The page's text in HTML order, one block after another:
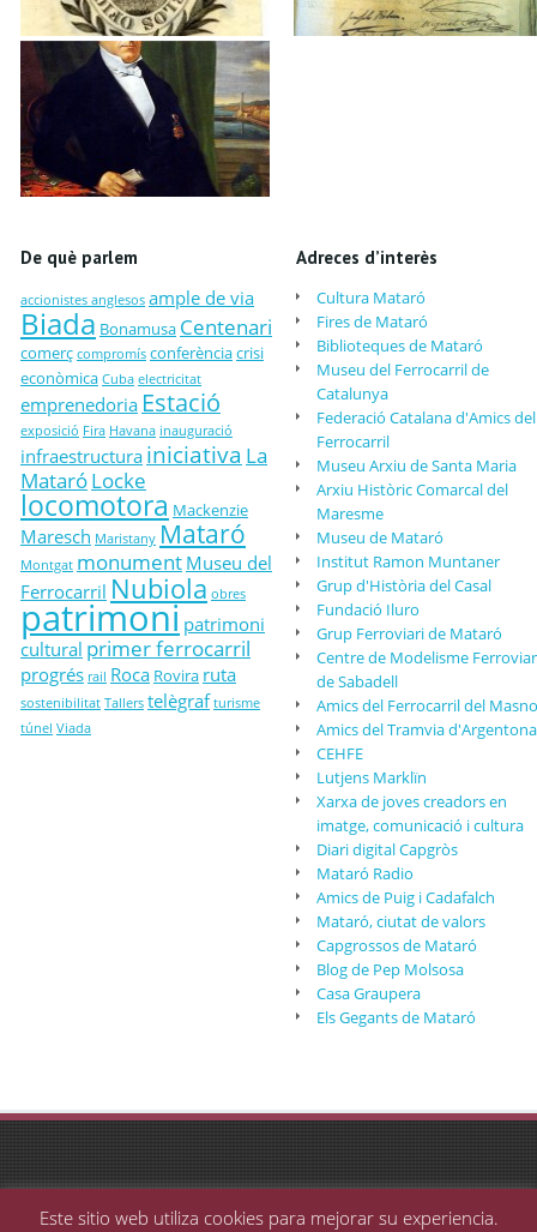
De què parlem
accionistes anglesos ample de via
Biada Bonamusa Centenari
comerç compromís conferènciacrisi
econòmica Cuba electricitat
emprenedoria Estació
exposició Fira Havana inauguració
infraestructurainiciativa La
MataróLocke
locomotora Mackenzie
Maresch Maristany Mataró
Montgat monumentMuseu del
Ferrocarril Nubiola obres
patrimonipatrimoni
cultural primer ferrocarril
progrés rail Roca Rovira ruta
sostenibilitat Tallers telègraf turisme
túnel Viada
Adreces d’interès
Cultura Mataró
Fires de Mataró
Biblioteques de Mataró
Museu del Ferrocarril de
Catalunya
Federació Catalana d'Amics del
Ferrocarril
Museu Arxiu de Santa Maria
Arxiu Històric Comarcal del
Maresme
Museu de Mataró
Institut Ramon Muntaner
Grup d'Història del Casal
Fundació Iluro
Grup Ferroviari de Mataró
Centre de Modelisme
de Sabadell
Amics del Ferrocarril del
Amics del Tramvia d'Argentona
CEHFE
Lutjens Marklïn
Xarxa de joves creadors en
imatge, comunicació i cultura
Diari digital Capgròs
Mataró Radio
Amics de Puig i Cadafalch
Mataró, ciutat de valors
Capgrossos de Mataró
Blog de Pep Molsosa
Casa Graupera
Els Gegants de Mataró
Este sitio web utiliza cookies para mejorar su experiencia.